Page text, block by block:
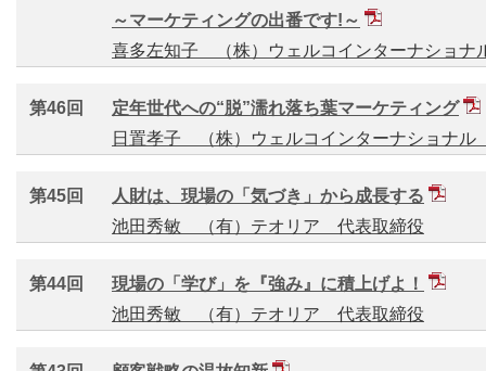
～マーケティングの出番です!～
喜多左知子 （株）ウェルコインターナショ
第46回
定年世代への“脱”濡れ落ち葉マーケティング
日置孝子 （株）ウェルコインターナショナ
第45回
人財は、現場の「気づき」から成長する
池田秀敏 （有）テオリア 代表取締役
第44回
現場の「学び」を『強み』に積上げよ！
池田秀敏 （有）テオリア 代表取締役